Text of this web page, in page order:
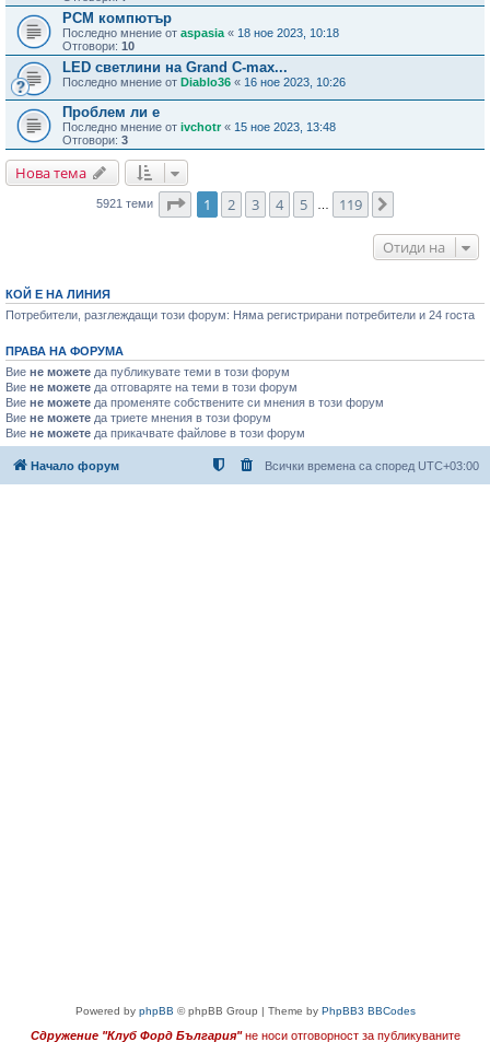
PCM компютър
Последно мнение от aspasia « 18 ное 2023, 10:18
Отговори: 10
LED светлини на Grand C-max...
Последно мнение от Diablo36 « 16 ное 2023, 10:26
Проблем ли е
Последно мнение от ivchotr« 15 ное 2023, 13:48
Отговори: 3
Нова тема
5921 теми Страница1 от 119
1 2 3 4 5 119
Отиди на
КОЙ Е НА ЛИНИЯ
Потребители, разглеждащи този форум: Няма регистрирани потребители и 24 госта
ПРАВА НА ФОРУМА
Вие не можете да публикувате теми в този форум
Вие не можете да отговаряте на теми в този форум
Вие не можете да променяте собствените си мнения в този форум
Вие не можете да триете мнения в този форум
Вие не можете да прикачвате файлове в този форум
Начало форум Всички времена са според UTC+03:00
Powered by phpBB © phpBB Group | Theme by PhpBB3 BBCodes
Сдружение "Клуб Форд България" не носи отговорност за публикуваните